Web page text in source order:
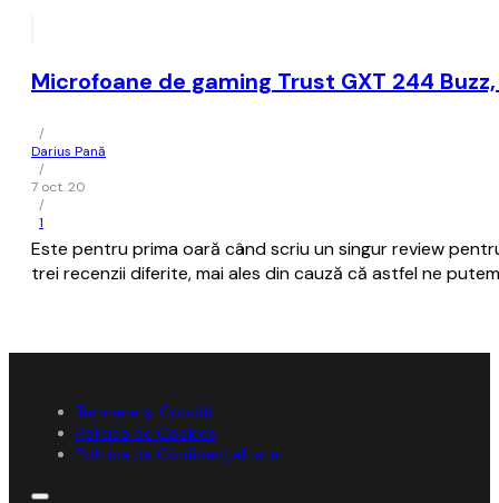
Microfoane de gaming Trust GXT 244
/
Darius Pană
/
7 oct. 20
/
1
Este pentru prima oară când scriu un singur review
trei recenzii diferite, mai ales din cauză că astfel ne
Termene și Condiții
Politica de Cookies
Politica de Confidențialitate